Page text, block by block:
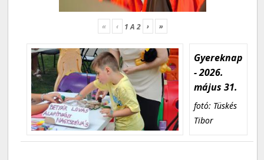
« ‹ 1A2 › »
Gyereknap
- 2026.
május 31.
fotó: Tüskés
Tibor